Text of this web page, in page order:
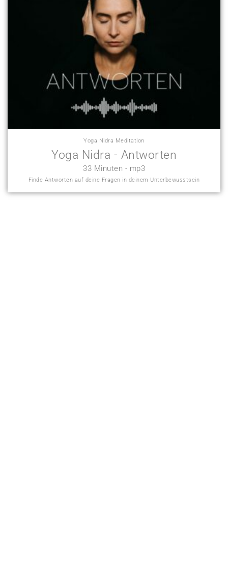
Yoga Nidra Meditation
Yoga Nidra - Antworten
33 Minuten - mp3
Finde Antworten auf deine Fragen in deinem Unterbewusstsein